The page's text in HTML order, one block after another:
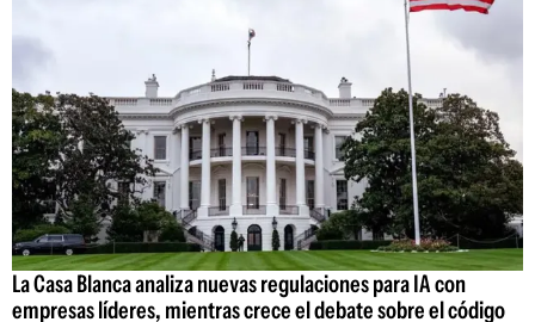
La Casa Blanca analiza nuevas regulaciones para IA con
empresas líderes, mientras crece el debate sobre el código